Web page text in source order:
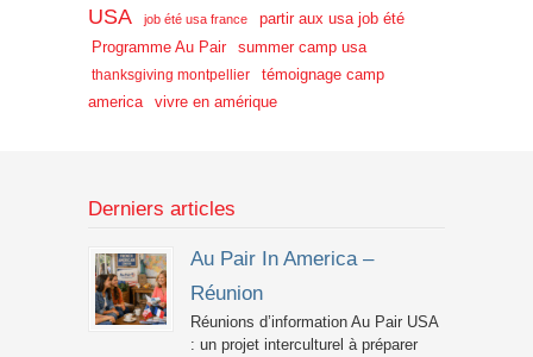
USA
job été usa france
partir aux usa job été
Programme Au Pair
summer camp usa
thanksgiving montpellier
témoignage camp
america
vivre en amérique
Derniers articles
Au Pair In America –
Réunion
Réunions d’information Au Pair USA
: un projet interculturel à préparer